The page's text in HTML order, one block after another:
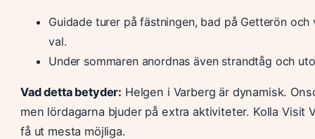
Guidade turer på fästningen, bad på Getterön
val.
Under sommaren anordnas även strandtåg och
Vad detta betyder: Helgen i Varberg är dynamisk.
men lördagarna bjuder på extra aktiviteter. Kolla Visit
få ut mesta möjliga.